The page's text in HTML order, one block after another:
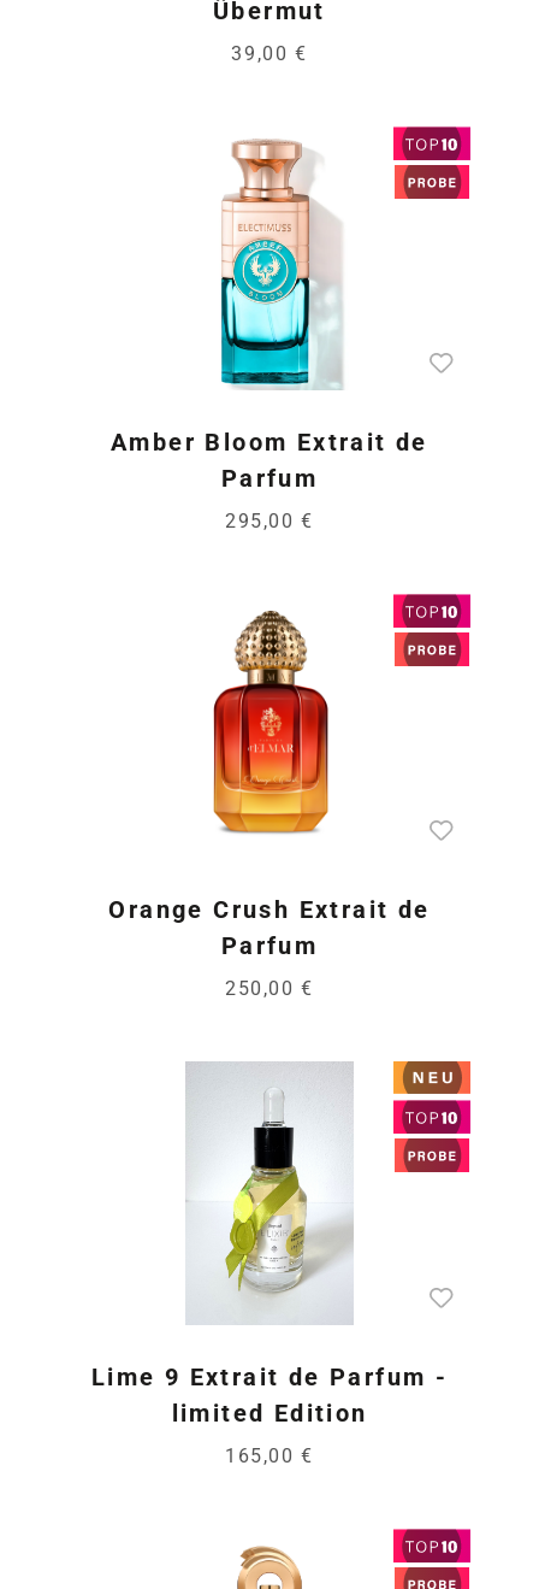
Übermut
39,00 €
Amber Bloom Extrait de
Parfum
295,00 €
Orange Crush Extrait de
Parfum
250,00 €
Lime 9 Extrait de Parfum -
limited Edition
165,00 €